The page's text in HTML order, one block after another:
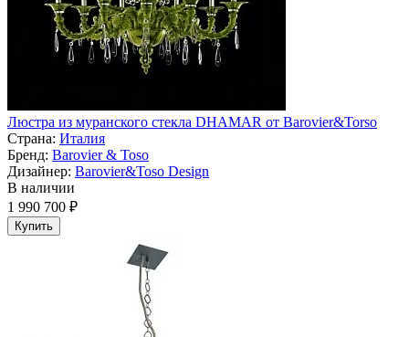
Люстра из муранского стекла DHAMAR от Barovier&Torso
Страна: Италия
Бренд: Barovier & Toso
Дизайнер: Barovier&Toso Design
В наличии
1 990 700 ₽
Купить